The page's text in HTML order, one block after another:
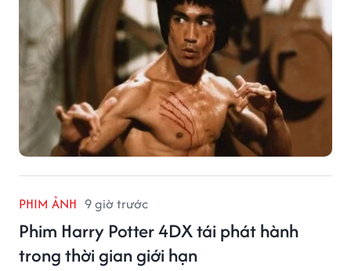
PHIM ẢNH 9 giờ trước
Phim Harry Potter 4DX tái phát hành
trong thời gian giới hạn